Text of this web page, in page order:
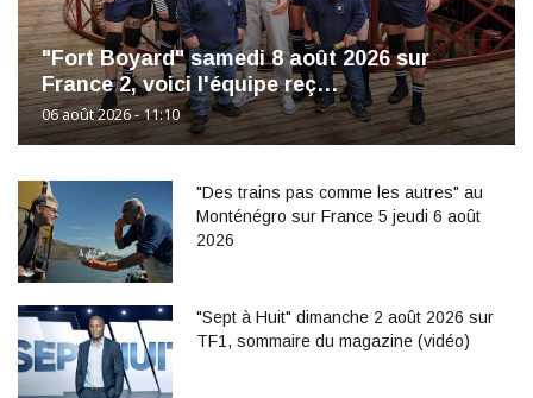
"Fort Boyard" samedi 8 août 2026 sur
France 2, voici l'équipe reç…
06 août 2026 - 11:10
"Des trains pas comme les autres" au
Monténégro sur France 5 jeudi 6 août
2026
"Sept à Huit" dimanche 2 août 2026 sur
TF1, sommaire du magazine (vidéo)